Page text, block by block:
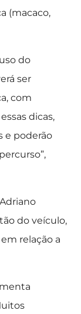
(macaco,
do
ser
com
dicas,
e poderão
do veículo,
relação a